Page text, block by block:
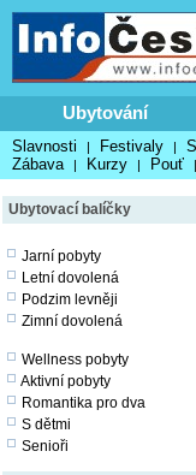
Ubytování
Slavnosti | Festivaly |
Zábava
| Kurzy | Pouť |
Ubytovací balíčky
Jarní pobyty
Letní dovolená
Podzim levněji
Zimní dovolená
Wellness pobyty
Aktivní pobyty
Romantika pro dva
S dětmi
Senioři